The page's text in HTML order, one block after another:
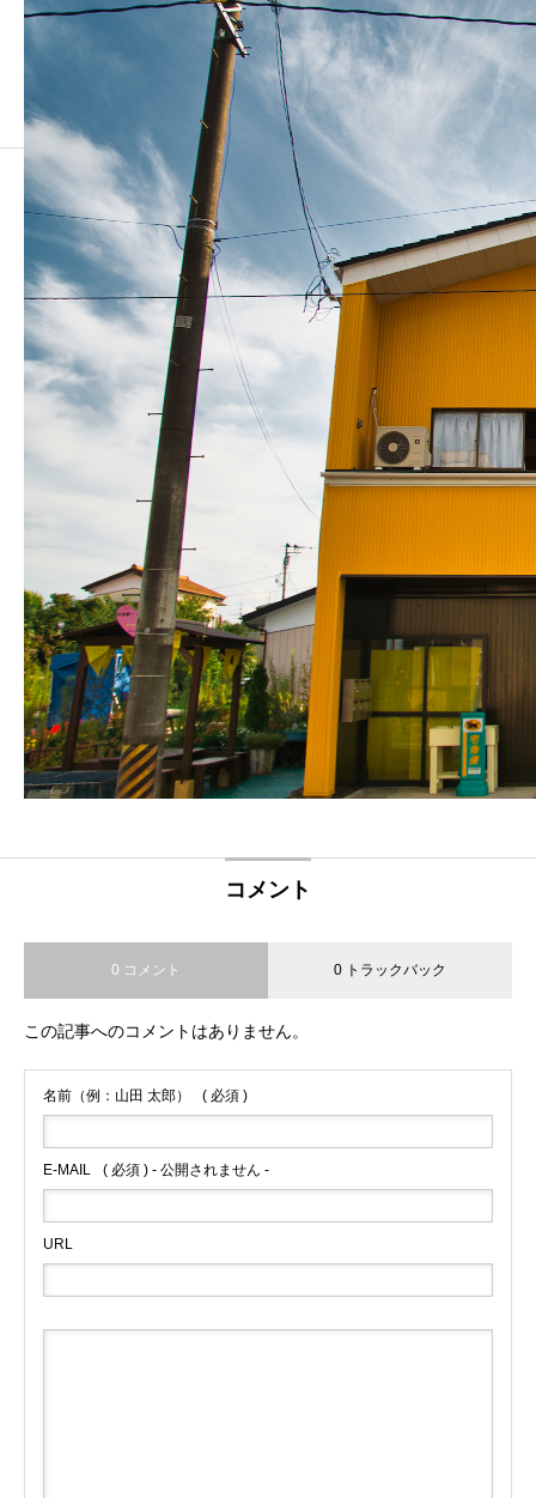
image_0007
2021.10.30
この記事のタイトルとURLをコピーする
コメント
0 コメント 0 トラックバック
この記事へのコメントはありません。
名前（例：山田 太郎） ( 必須 )
E-MAIL ( 必須 ) - 公開されません -
URL